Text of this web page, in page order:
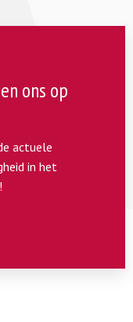
ons op
actuele
in het